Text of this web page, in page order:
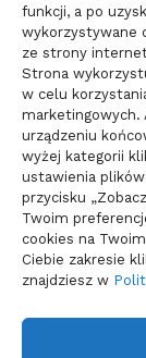
funkcji, a po
wykorzystywane
ze strony
Strona
w celu
marketingowych.
urządzeniu
wyżej kategorii
ustawienia
przycisku
Twoim
cookies na
Ciebie zakresie
znajdziesz w